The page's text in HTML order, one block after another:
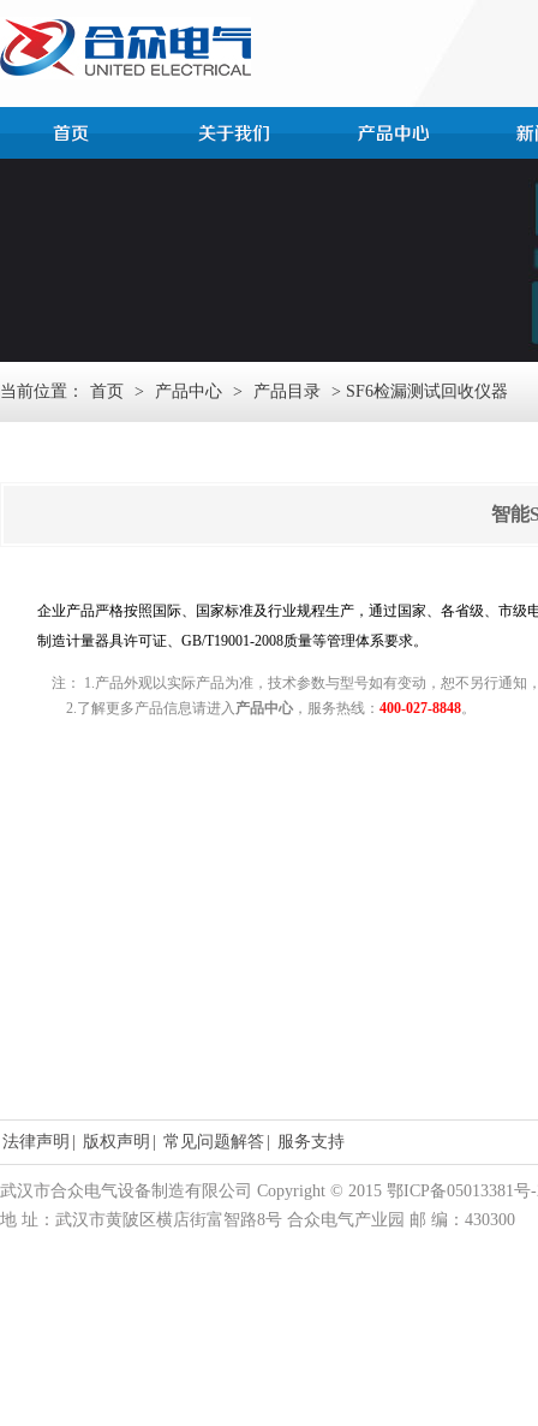
当前位置： 首页 > 产品中心 > 产品目录 > SF6检漏测试回收仪器
智能
企业产品严格按照国际、国家标准及行业规程生产，通过国家、各省级、市
制造计量器具许可证、GB/T19001-2008质量等管理体系要求。
注： 1.产品外观以实际产品为准，技术参数与型号如有变动，恕不另行通知
2.了解更多产品信息请进入 产品中心 ，服务热线： 400-027-8848。
法律声明 版权声明 常见问题解答 服务支持
武汉市合众电气设备制造有限公司 Copyright © 2015 鄂ICP备05013381号
地 址：武汉市黄陂区横店街富智路8号 合众电气产业园 邮 编：430300